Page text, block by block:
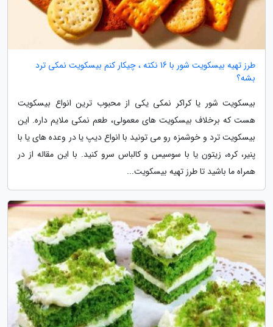
طرز تهیه بیسکویت شور با 16 نکته ، چیکار کنم بیسکویت نمکی ترد
بشه؟
بیسکویت شور یا کراکر نمکی یکی از محبوب ترین انواع بیسکویت
هست که برخلاف بیسکویت های معمولی، طعم نمکی ملایم داره. این
بیسکویت ترد و خوشمزه رو می تونید با انواع دیپ یا در وعده های یا با
پنیر، کره، زیتون یا با سوسیس و کالباس سرو کنید. با این مقاله از در
همراه ما باشید تا طرز تهیه بیسکویت...